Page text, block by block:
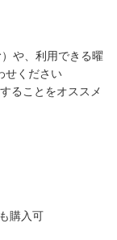
や、利用できる曜
せください
ることをオススメ
購入可